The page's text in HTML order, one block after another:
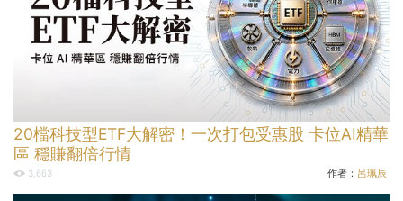
20檔科技型ETF大解密！一次打包受惠股 卡位AI精華
區 穩賺翻倍行情
3,663 作者： 呂珮辰